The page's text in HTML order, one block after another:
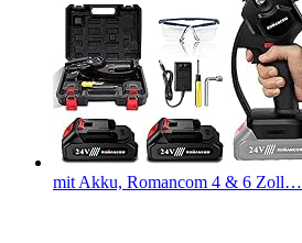
mit Akku, Romancom 4 & 6 Zoll…